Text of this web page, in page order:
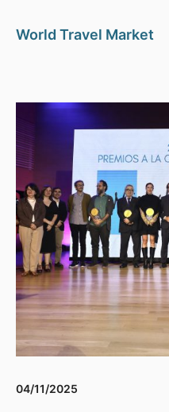
World Travel Market
04/11/2025